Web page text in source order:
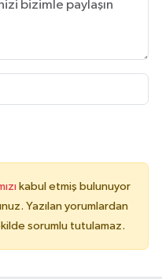
kabul etmiş bulunuyor
Yazılan yorumlardan
sorumlu tutulamaz.